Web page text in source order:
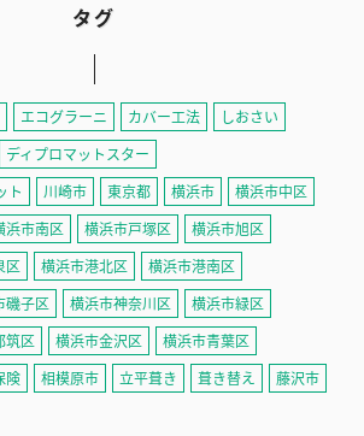
タグ
エコグラーニ カバー工法
しおさい
ディプロマットスター
ト
川崎市 東京都 横浜市
横浜市中区
浜市南区 横浜市戸塚区
横浜市旭区
区 横浜市港北区
横浜市港南区
磯子区 横浜市神奈川区
横浜市緑区
筑区 横浜市金沢区
横浜市青葉区
険 相模原市 立平葺き 葺き替え 藤沢市